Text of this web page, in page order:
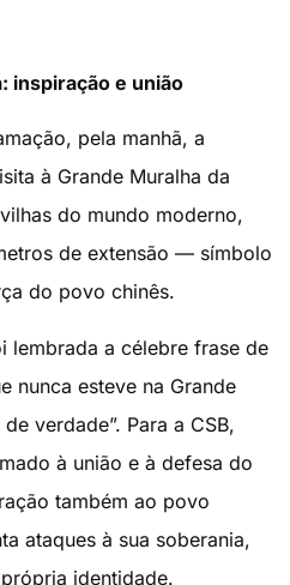
inspiração e união
pela manhã, a
à Grande Muralha da
do mundo moderno,
de extensão — símbolo
do povo chinês.
lembrada a célebre frase de
nunca esteve na Grande
verdade”. Para a CSB,
à união e à defesa do
também ao povo
ataques à sua soberania,
identidade.